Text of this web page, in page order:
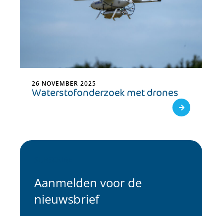
26 NOVEMBER 2025
Waterstofonderzoek met drones
Aanmelden voor de
nieuwsbrief